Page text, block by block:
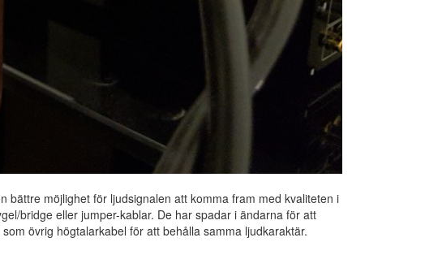
bättre möjlighet för ljudsignalen att komma fram med kvaliteten i
bridge eller jumper-kablar. De har spadar i ändarna för att
övrig högtalarkabel för att behålla samma ljudkaraktär.